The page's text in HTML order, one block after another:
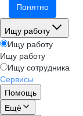
Понятно
Ищу работу
Ищу работу
Ищу работу
Ищу сотрудника
Сервисы
Помощь
Ещё